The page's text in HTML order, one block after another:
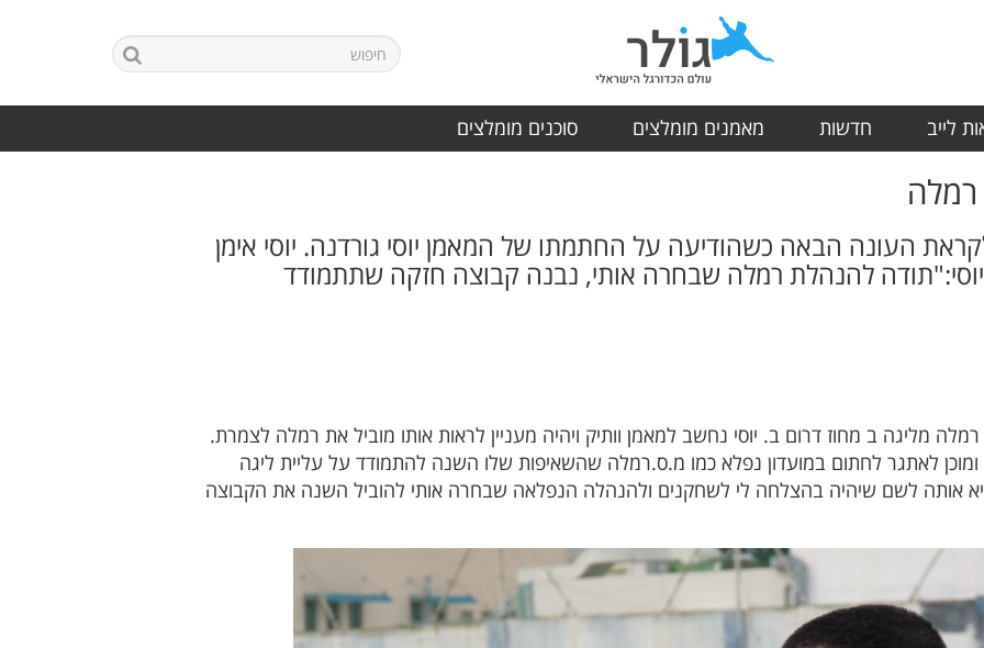
לייב חדשות מאמנים מומלצים סוכנים מומלצים
רמלה
העונה הבאה כשהודיעה על החתמתו של המאמן יוסי גורדנה. יוסי אימן
להנהלת רמלה שבחרה אותי, נבנה קבוצה חזקה שתתמודד
רמלה מליגה ב מחוז דרום ב. יוסי נחשב למאמן וותיק ויהיה מעניין לראות אותו מוביל את רמלה לצמרת.
לאתגר לחתום במועדון נפלא כמו מ.ס.רמלה שהשאיפות שלו השנה להתמודד על עליית ליגה
אותה לשם שיהיה בהצלחה לי לשחקנים ולהנהלה הנפלאה שבחרה אותי להוביל השנה את הקבוצה